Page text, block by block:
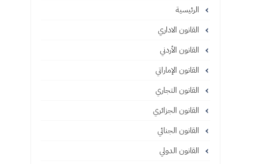
الرئيسية
القانون الاداري
القانون الأردني
القانون الإماراتي
القانون التجاري
القانون الجزائري
القانون الجنائي
القانون الدولي